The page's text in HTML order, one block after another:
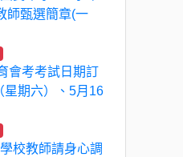
師甄選簡章(一
會考考試日期訂
星期六）、5月16
校教師請身心調